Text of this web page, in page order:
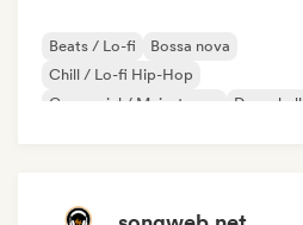
Beats / Lo-fi
Bossa nova
Chill / Lo-fi Hip-Hop
Comercial / Mainstream
Dancehall